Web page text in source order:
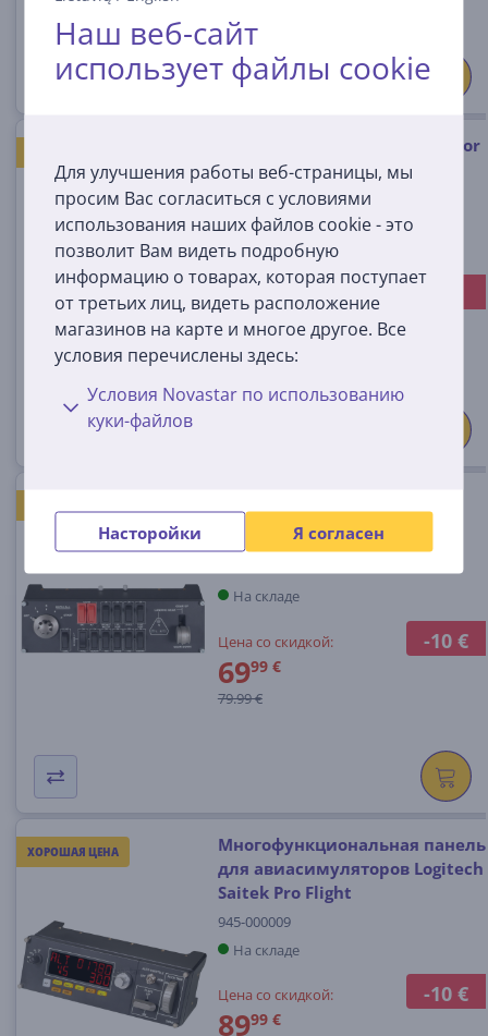
Наш веб-сайт
использует файлы cookie
Для улучшения работы веб-страницы, мы
просим Вас согласиться с условиями
использования наших файлов cookie - это
позволит Вам видеть подробную
информацию о товарах, которая поступает
от третьих лиц, видеть расположение
магазинов на карте и многое другое. Все
условия перечислены здесь:
Условия Novastar по использованию
куки-файлов
Насторойки Я согласен
Logitech Saitek Flight Simulator
- Блок рычагов для
симулятора
945-000015
На складе
Цена со скидкой:
64
69.99 €
-10 €
Logitech Saitek Pro Flight
На складе
Цена со скидкой:
6999 €
79.99 €
ХОРОШАЯ ЦЕНА
-10 €
Многофункциональная панель
для авиасимуляторов Logitech
Saitek Pro Flight
945-000009
На складе
Цена со скидкой:
8999 €